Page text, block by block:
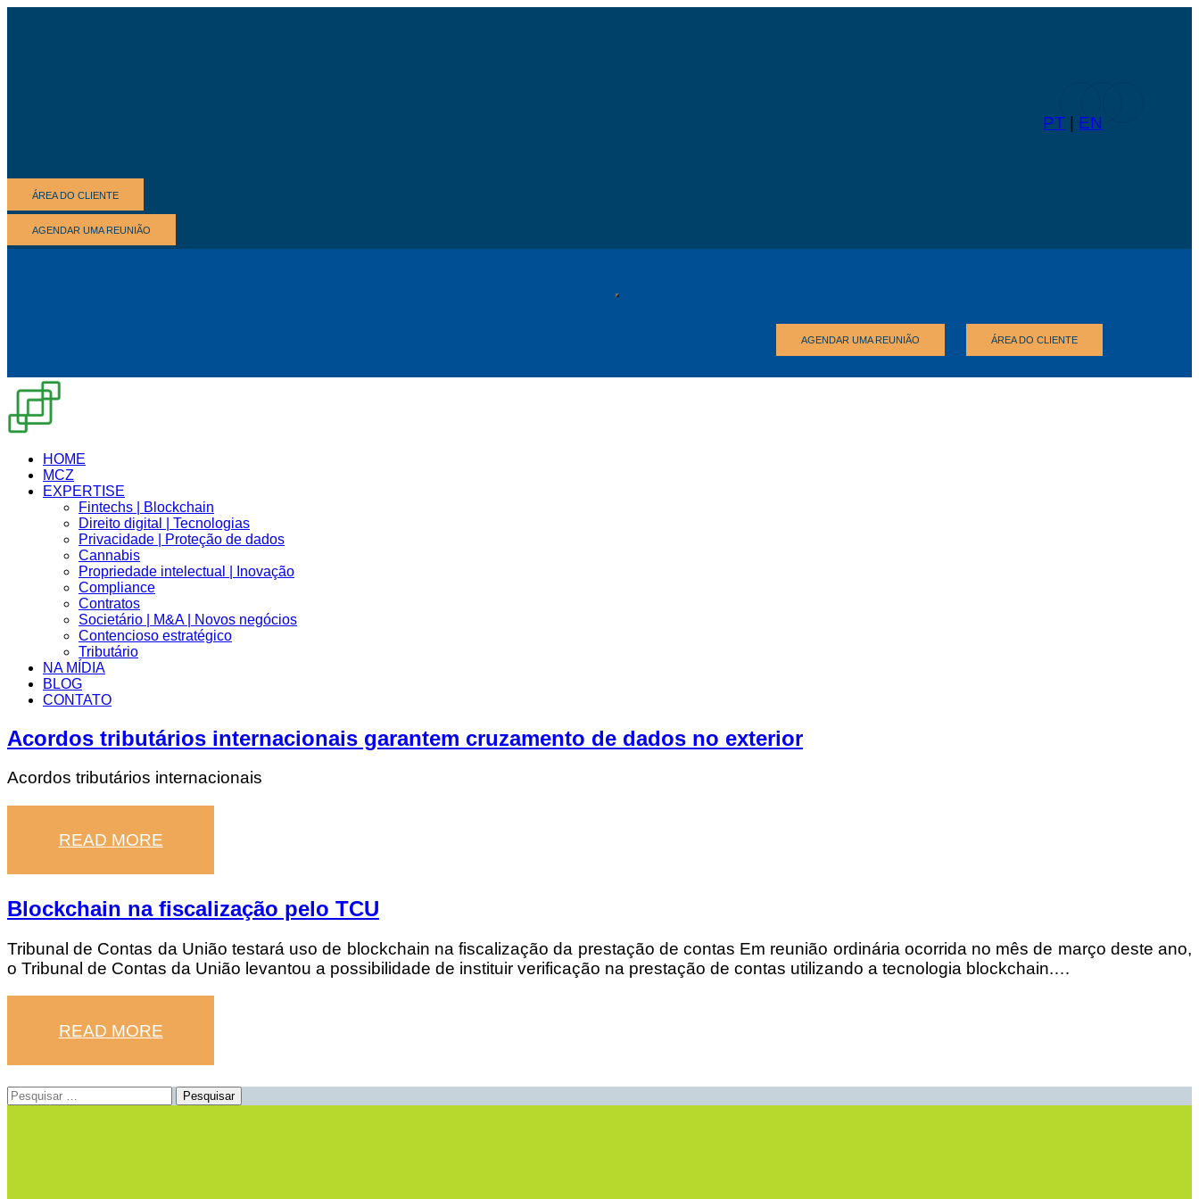
PT EN
ÁREA DO CLIENTE
AGENDAR UMA REUNIÃO
AGENDAR UMA REUNIÃO ÁREA DO CLIENTE
HOME
MCZ
EXPERTISE
Fintechs | Blockchain
Direito digital | Tecnologias
Privacidade | Proteção de dados
Cannabis
Propriedade intelectual | Inovação
Compliance
Contratos
Societário | M&A | Novos negócios
Contencioso estratégico
Tributário
NA MÍDIA
BLOG
CONTATO
Acordos tributários internacionais garantem cruzamento de dados no exterior
Acordos tributários internacionais
READ MORE
Blockchain na fiscalização pelo TCU
Tribunal de Contas da União testará uso de blockchain na fiscalização da prestação de contas Em reunião ordinária ocorrida no mês de março deste ano,
o Tribunal de Contas da União levantou a possibilidade de instituir verificação na prestação de contas utilizando a tecnologia blockchain.…
READ MORE
Pesquisar
por: